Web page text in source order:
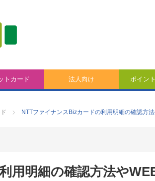
トカード 法人向け ポイン
NTTファイナンスBizカードの利用明細の確認方
用明細の確認方法や